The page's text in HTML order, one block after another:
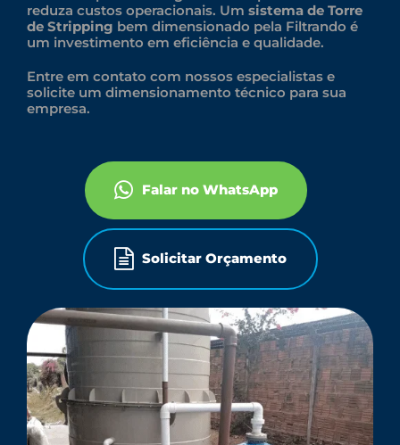
reduza custos operacionais. Um sistema de Torre
de Stripping bem dimensionado pela Filtrando é
um investimento em eficiência e qualidade.
Entre em contato com nossos especialistas e
solicite um dimensionamento técnico para sua
empresa.
Falar no WhatsApp
Solicitar Orçamento